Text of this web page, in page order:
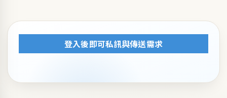
登入後即可私訊與傳送需求